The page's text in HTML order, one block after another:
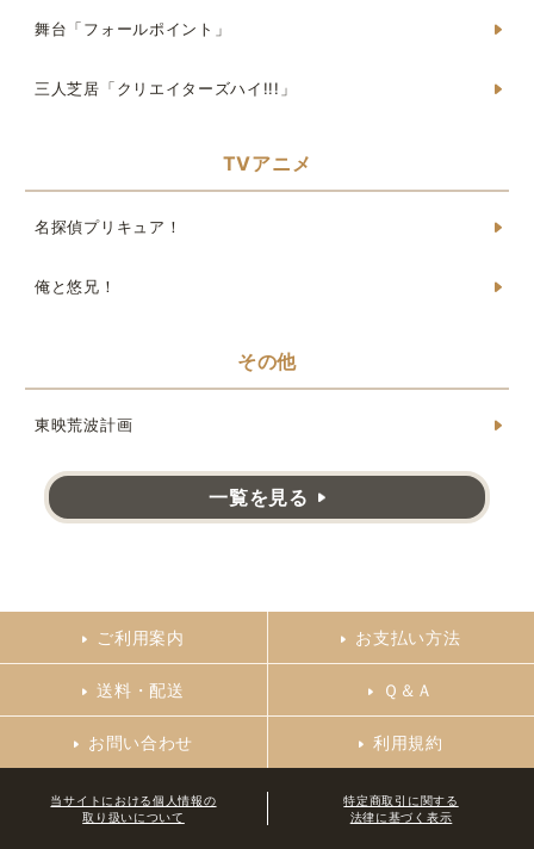
舞台「フォールポイント」
三人芝居「クリエイターズハイ!!!」
TVアニメ
名探偵プリキュア！
俺と悠兄！
その他
東映荒波計画
一覧を見る
ご利用案内 お支払い方法
送料・配送 Ｑ＆Ａ
お問い合わせ 利用規約
当サイトにおける個人情報の
取り扱いについて
特定商取引に関する
法律に基づく表示